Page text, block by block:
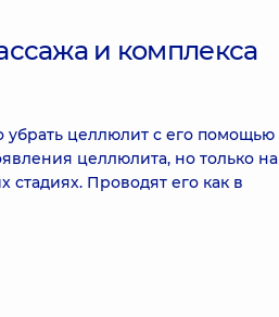
и комплекса
убрать целлюлит с его помощью
целлюлита, но только на
Проводят его как в